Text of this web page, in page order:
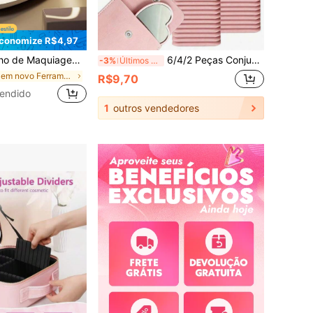
R$4,97
colocado em uma bolsa ou bolso. É um item essencial para viagens e também faz um excelente presente de aniversário, formatura, festa, Dia dos Namorados ou Natal para mulheres.
em novo Ferramentas de maquiagem para banheiro
-3% Últimos 3 dias 6/4/2 Peças Conjunto de Espelho de Maquiagem em Formato de Coração e Bolsa de Maquiagem, Espelho de Maquiagem de Vidro Rosa com Bolsa de Maquiagem Elegante, Conjunto de Espelho de Maquiagem Portátil, Adequado para Mulheres, Presente de Festa, Aniversário de Mulher, Presente de Feriado, Presente de Noiva, Volta às Aulas, Decoração de Casa, Suprimentos para Casa, Essenciais para Casa, Presente para Mulheres, Presente para Homens, Presente para Mãe, Presente para Pai, Presente para Avô, Presente para Avó
R$9,70
1 outros vendedores